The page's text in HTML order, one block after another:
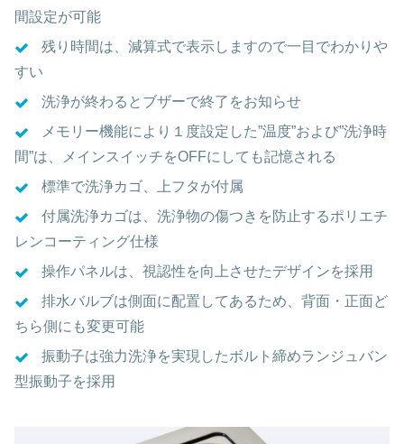
間設定が可能
残り時間は、減算式で表示しますので一目でわかりや
すい
洗浄が終わるとブザーで終了をお知らせ
メモリー機能により１度設定した”温度”および”洗浄時
間”は、メインスイッチをOFFにしても記憶される
標準で洗浄カゴ、上フタが付属
付属洗浄カゴは、洗浄物の傷つきを防止するポリエチ
レンコーティング仕様
操作パネルは、視認性を向上させたデザインを採用
排水バルブは側面に配置してあるため、背面・正面ど
ちら側にも変更可能
振動子は強力洗浄を実現したボルト締めランジュバン
型振動子を採用